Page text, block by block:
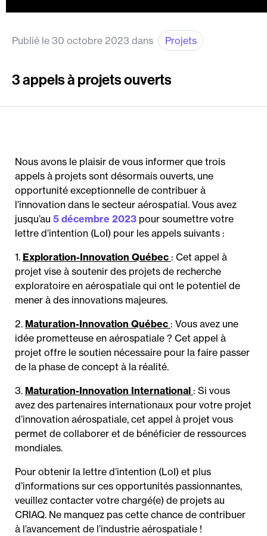
Publié le 30 octobre 2023 dans Projets
3 appels à projets ouverts
Nous avons le plaisir de vous informer que trois
appels à projets sont désormais ouverts, une
opportunité exceptionnelle de contribuer à
l’innovation dans le secteur aérospatial. Vous avez
jusqu’au 5 décembre 2023 pour soumettre votre
lettre d’intention (LoI) pour les appels suivants :
1. Exploration-Innovation Québec : Cet appel à
projet vise à soutenir des projets de recherche
exploratoire en aérospatiale qui ont le potentiel de
mener à des innovations majeures.
2. Maturation-Innovation Québec : Vous avez une
idée prometteuse en aérospatiale ? Cet appel à
projet offre le soutien nécessaire pour la faire passer
de la phase de concept à la réalité.
3. Maturation-Innovation International : Si vous
avez des partenaires internationaux pour votre projet
d’innovation aérospatiale, cet appel à projet vous
permet de collaborer et de bénéficier de ressources
mondiales.
Pour obtenir la lettre d’intention (LoI) et plus
d’informations sur ces opportunités passionnantes,
veuillez contacter votre chargé(e) de projets au
CRIAQ. Ne manquez pas cette chance de contribuer
à l’avancement de l’industrie aérospatiale !